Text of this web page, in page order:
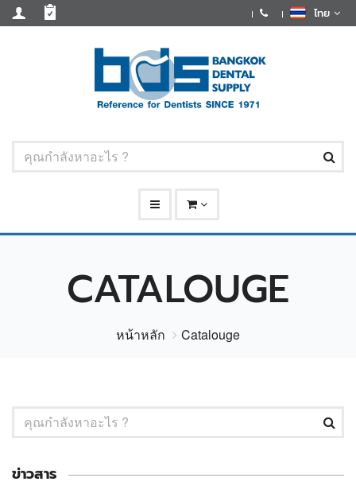
ไทย
CATALOUGE
หน้าหลัก Catalouge
ข่าวสาร